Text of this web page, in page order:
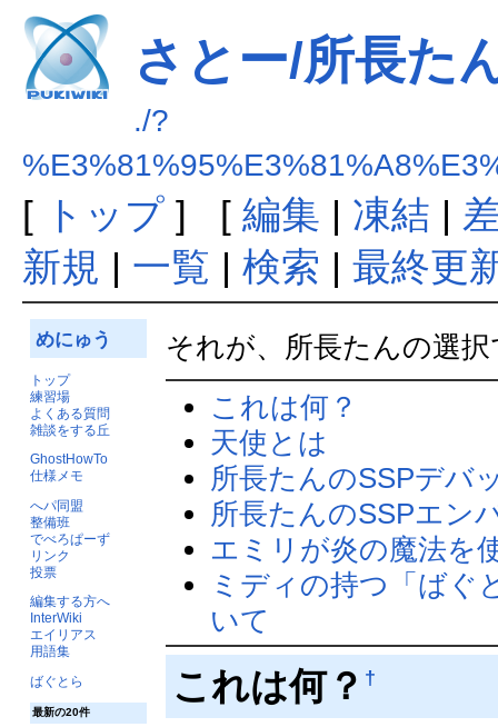
さとー/所長た
./?
[ トップ] [ 編集 | 凍結 |
新規 | 一覧 | 検索 | 最終更
めにゅう
トップ
練習場
よくある質問
雑談をする丘
GhostHowTo
仕様メモ
へパ同盟
整備班
でべろぱーず
リンク
投票
編集する方へ
InterWiki
エイリアス
用語集
ばぐとら
最新の20件
それが、所長たんの選
これは何？
天使とは
所長たんのSSPデバ
所長たんのSSPエン
エミリが炎の魔法を
ミディの持つ「ばぐ
いて
これは何？ †